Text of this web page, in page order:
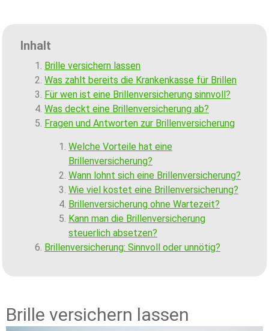
Inhalt
Brille versichern lassen
Was zahlt bereits die Krankenkasse für Brillen
Für wen ist eine Brillenversicherung sinnvoll?
Was deckt eine Brillenversicherung ab?
Fragen und Antworten zur Brillenversicherung
Welche Vorteile hat eine
Brillenversicherung?
Wann lohnt sich eine Brillenversicherung?
Wie viel kostet eine Brillenversicherung?
Brillenversicherung ohne Wartezeit?
Kann man die Brillenversicherung
steuerlich absetzen?
Brillenversicherung: Sinnvoll oder unnötig?
Brille versichern lassen